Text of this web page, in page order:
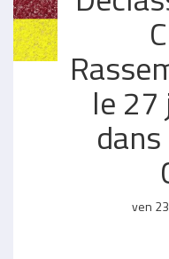
le 27
ven